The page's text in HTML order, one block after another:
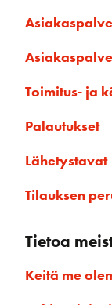
Toimitus- ja
Palautukset
Lähetystavat
Tilauksen
Tietoa
Keitä me